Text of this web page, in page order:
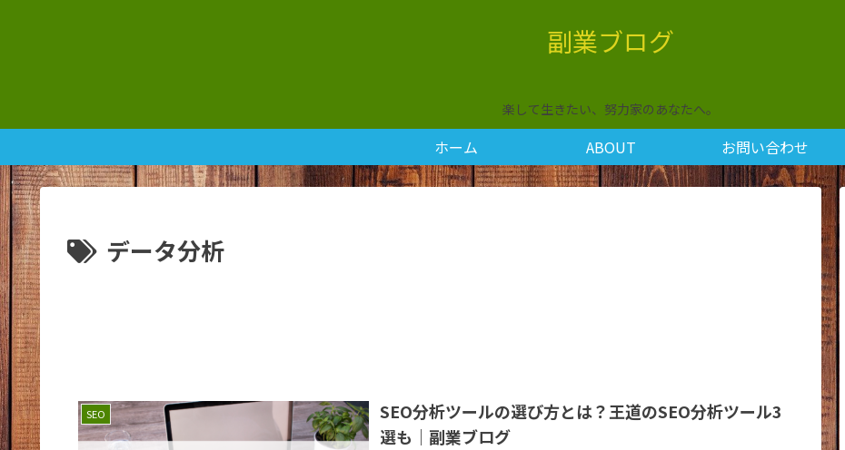
副業ブログ
楽して生きたい、努力家のあなたへ。
ホーム ABOUT お問い合わせ
データ分析
SEO
SEO分析ツールの選び方とは？王道のSEO分析ツール3
選も｜副業ブログ